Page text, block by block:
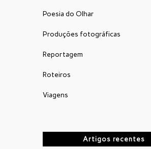
Poesia do Olhar
Produções fotográficas
Reportagem
Roteiros
Viagens
Artigos recentes